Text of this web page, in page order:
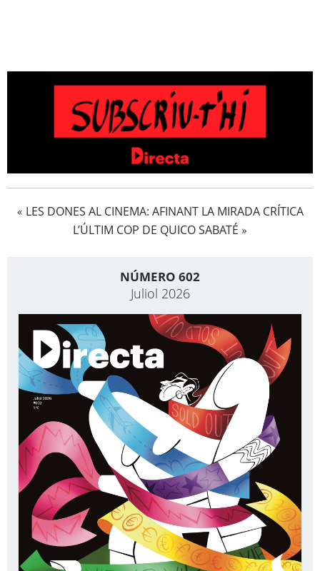
« LES DONES AL CINEMA: AFINANT LA MIRADA CRÍTICA
L’ÚLTIM COP DE QUICO SABATÉ »
NÚMERO 602
Juliol 2026